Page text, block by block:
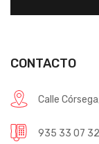
CONTACTO
Calle
935 33 07 32